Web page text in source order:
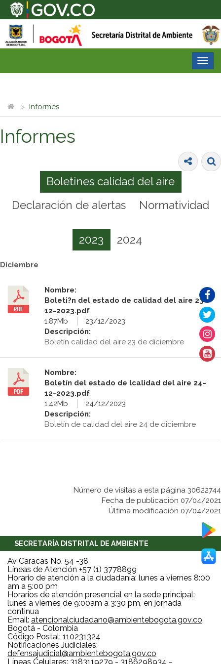
Informes
Informes
Boletines calidad del aire
Declaración de alertas
Normatividad
2023 2024
Diciembre
Nombre:
Boleti?n del estado de calidad del aire 23-
12-2023.pdf
1.87Mb
23/12/2023
Descripción:
Boletín calidad del aire 23 de diciembre
Nombre:
Boletín del estado de lcalidad del aire 24-
12-2023.pdf
1.42Mb
24/12/2023
Descripción:
Boletín de calidad del aire 24 de diciembre
Número de visitas a esta página 30622744
Fecha de publicación 07/04/2021
Última modificación 07/04/2021
SECRETARÍA DISTRITAL DE AMBIENTE
Av Caracas No. 54 -38
Líneas de Atención +57 (1) 3778899
Horario de atención a la ciudadanía: lunes a viernes 8:00
am a 5:00 pm
Horarios de atención presencial en la sede principal:
lunes a viernes de 9:00am a 3:30 pm, en jornada
continua
Email: atencionalciudadano@ambientebogota.gov.co
Bogotá - Colombia
Código Postal: 110231324
Notificaciones Judiciales:
defensajudicial@ambientebogota.gov.co
Líneas Celulares: 3183119279 - 3186298934 -